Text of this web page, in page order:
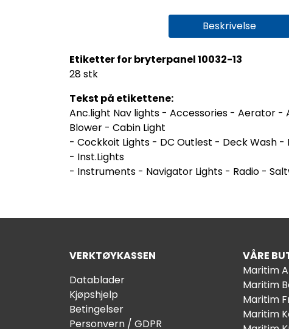
Beskrivelse
Etiketter for bryterpanel 10032-13
28 stk
Tekst på etikettene:
Anc.light Nav lights - Accessories - Aerator
Blower - Cabin Light
- Cockkoit Lights - DC Outlest - Deck Wash
- Inst.Lights
- Instruments - Navigator Lights - Radio -
VERKTØYKASSEN
Datablader
Kjøpshjelp
Betingelser
Personvern / GDPR
VÅRE
Maritim
Maritim
Maritim
Maritim